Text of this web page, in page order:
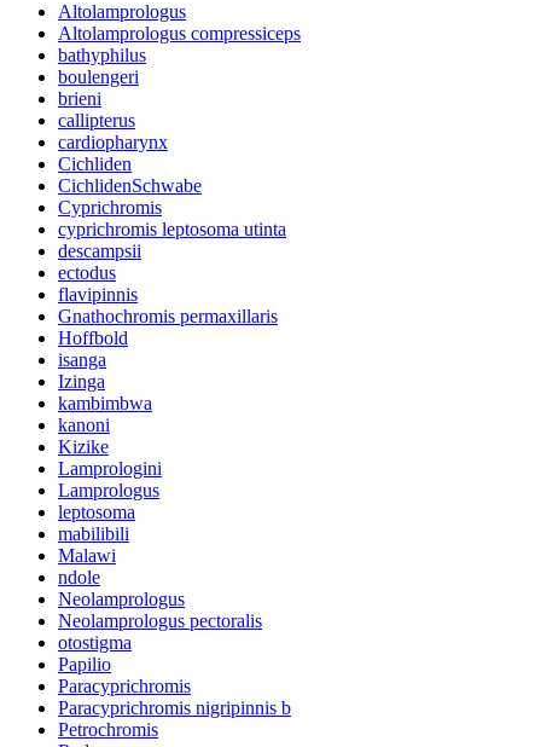
Altolamprologus
Altolamprologus compressiceps
bathyphilus
boulengeri
brieni
callipterus
cardiopharynx
Cichliden
CichlidenSchwabe
Cyprichromis
cyprichromis leptosoma utinta
descampsii
ectodus
flavipinnis
Gnathochromis permaxillaris
Hoffbold
isanga
Izinga
kambimbwa
kanoni
Kizike
Lamprologini
Lamprologus
leptosoma
mabilibili
Malawi
ndole
Neolamprologus
Neolamprologus pectoralis
otostigma
Papilio
Paracyprichromis
Paracyprichromis nigripinnis b
Petrochromis